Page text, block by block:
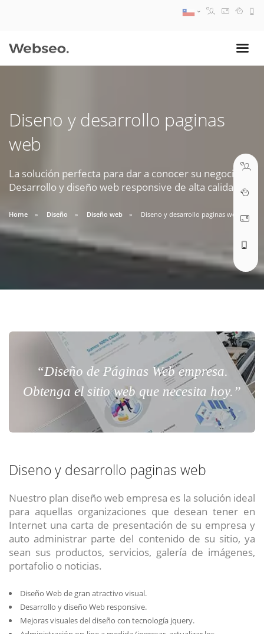
Diseno y desarrollo paginas
web
La solución perfecta para dar a conocer su negocio.
Desarrollo y diseño web responsive de alta calidad.
Home Diseño Diseño web Diseno y desarrollo paginas web
“Diseño de Páginas Web empresa.
Obtenga el sitio web que necesita hoy.”
Diseno y desarrollo paginas web
Nuestro plan diseño web empresa es la solución ideal
para aquellas organizaciones que desean tener en
Internet una carta de presentación de su empresa y
auto administrar parte del contenido de su sitio, ya
sean sus productos, servicios, galería de imágenes,
portafolio o noticias.
Diseño Web de gran atractivo visual.
Desarrollo y diseño Web responsive.
Mejoras visuales del diseño con tecnología jquery.
09:30 AM A 18:30 PM